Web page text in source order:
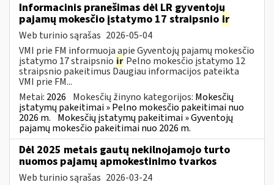
Informacinis pranešimas dėl LR gyventojų
pajamų mokesčio įstatymo 17 straipsnio ir
Web turinio sąrašas 2026-05-04
VMI prie FM informuoja apie Gyventojų pajamų mokesčio
įstatymo 17 straipsnio ir Pelno mokesčio įstatymo 12
straipsnio pakeitimus Daugiau informacijos pateikta
VMI prie FM...
Metai: 2026 Mokesčių žinyno kategorijos: Mokesčių
įstatymų pakeitimai » Pelno mokesčio pakeitimai nuo
2026 m. Mokesčių įstatymų pakeitimai » Gyventojų
pajamų mokesčio pakeitimai nuo 2026 m.
Dėl 2025 metais gautų nekilnojamojo turto
nuomos pajamų apmokestinimo tvarkos
Web turinio sąrašas 2026-03-24